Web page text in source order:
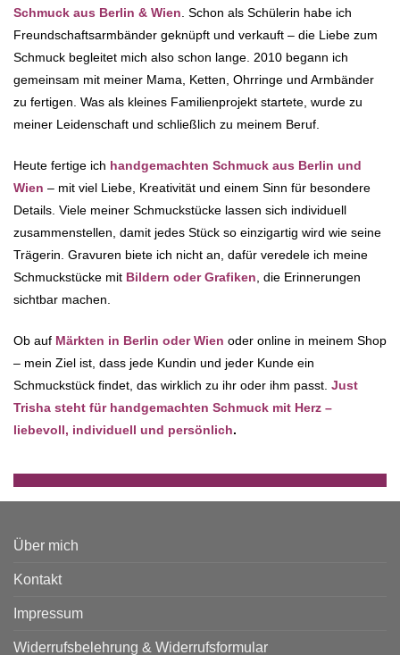
Schmuck aus Berlin & Wien. Schon als Schülerin habe ich
Freundschaftsarmbänder geknüpft und verkauft – die Liebe zum
Schmuck begleitet mich also schon lange. 2010 begann ich
gemeinsam mit meiner Mama, Ketten, Ohrringe und Armbänder
zu fertigen. Was als kleines Familienprojekt startete, wurde zu
meiner Leidenschaft und schließlich zu meinem Beruf.
Heute fertige ich handgemachten Schmuck aus Berlin und
Wien – mit viel Liebe, Kreativität und einem Sinn für besondere
Details. Viele meiner Schmuckstücke lassen sich individuell
zusammenstellen, damit jedes Stück so einzigartig wird wie seine
Trägerin. Gravuren biete ich nicht an, dafür veredele ich meine
Schmuckstücke mit Bildern oder Grafiken, die Erinnerungen
sichtbar machen.
Ob auf Märkten in Berlin oder Wien oder online in meinem Shop
– mein Ziel ist, dass jede Kundin und jeder Kunde ein
Schmuckstück findet, das wirklich zu ihr oder ihm passt. Just
Trisha steht für handgemachten Schmuck mit Herz –
liebevoll, individuell und persönlich.
Über mich
Kontakt
Impressum
Widerrufsbelehrung & Widerrufsformular